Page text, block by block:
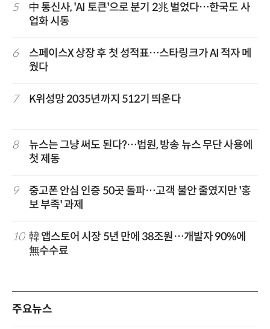
5
中 통신사, 'AI 토큰'으로 분기 2兆 벌었다…한국도 사
업화 시동
6
스페이스X 상장 후 첫 성적표…스타링크가 AI 적자 메
웠다
7 K위성망 2035년까지 512기 띄운다
8
뉴스는 그냥 써도 된다?…법원, 방송 뉴스 무단 사용에
첫 제동
9
중고폰 안심 인증 50곳 돌파…고객 불안 줄였지만 '홍
보 부족' 과제
10 韓 앱스토어 시장 5년 만에 38조원…개발자 90%에
無수수료
주요뉴스